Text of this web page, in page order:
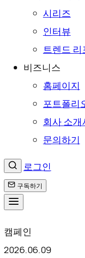
시리즈
인터뷰
트렌드 리
비즈니스
홈페이지
포트폴리
회사 소개
문의하기
로그인
구독하기
텐
캠페인
2026.06.09